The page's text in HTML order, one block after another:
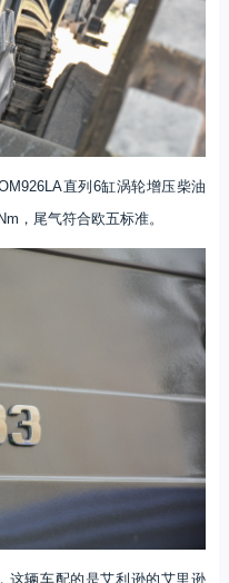
直列6缸涡轮增压柴油
，尾气符合欧五标准。
这辆车配的是艾利逊的艾里逊